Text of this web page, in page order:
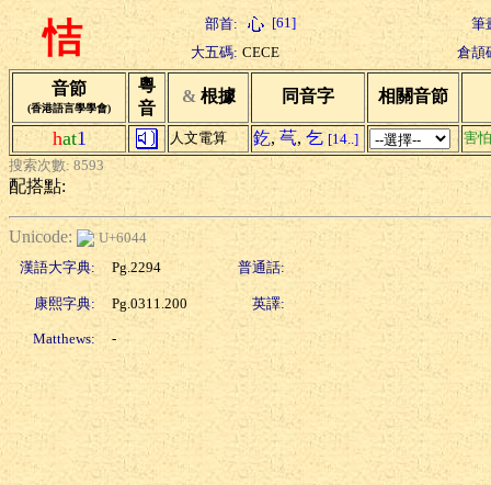
恄 部首: [61]
筆
大五碼: CECE 倉頡
音節
(香港語言學學會)
粵
音
& 根據 同音字 相關音節
hat1 人文電算 釳, 芞, 乞 [14..]
害怕
搜索次數: 8593
配搭點:
Unicode:
U+6044
漢語大字典:
Pg.2294 普通話:
康熙字典: Pg.0311.200 英譯:
Matthews: -